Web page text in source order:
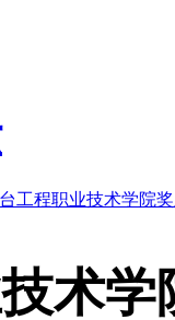
工程职业技术学院
术学